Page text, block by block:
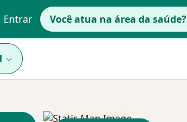
Entrar Você atua na área da saúde?